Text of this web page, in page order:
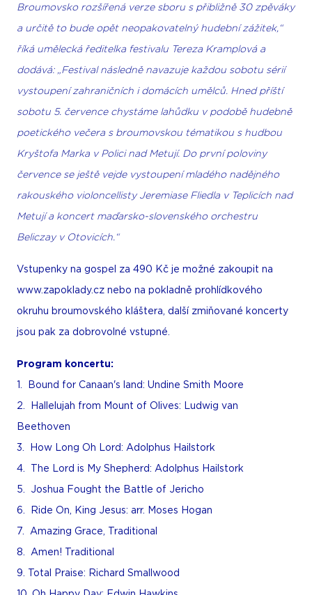
Broumovsko rozšířená verze sboru s přibližně 30 zpěváky
a určitě to bude opět neopakovatelný hudební zážitek,“
říká umělecká ředitelka festivalu Tereza Kramplová a
dodává: „Festival následně navazuje každou sobotu sérií
vystoupení zahraničních i domácích umělců. Hned příští
sobotu 5. července chystáme lahůdku v podobě hudebně
poetického večera s broumovskou tématikou s hudbou
Kryštofa Marka v Polici nad Metují. Do první poloviny
července se ještě vejde vystoupení mladého nadějného
rakouského violoncellisty Jeremiase Fliedla v Teplicích nad
Metují a koncert maďarsko-slovenského orchestru
Beliczay v Otovicích.“
Vstupenky na gospel za 490 Kč je možné zakoupit na
www.zapoklady.cz nebo na pokladně prohlídkového
okruhu broumovského kláštera, další zmiňované koncerty
jsou pak za dobrovolné vstupné.
Program koncertu:
1. Bound for Canaan's land: Undine Smith Moore
2. Hallelujah from Mount of Olives: Ludwig van
Beethoven
3. How Long Oh Lord: Adolphus Hailstork
4. The Lord is My Shepherd: Adolphus Hailstork
5. Joshua Fought the Battle of Jericho
6. Ride On, King Jesus: arr. Moses Hogan
7. Amazing Grace, Traditional
8. Amen! Traditional
9. Total Praise: Richard Smallwood